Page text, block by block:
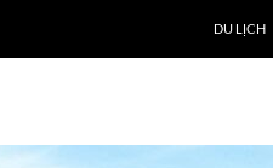
DU LỊCH